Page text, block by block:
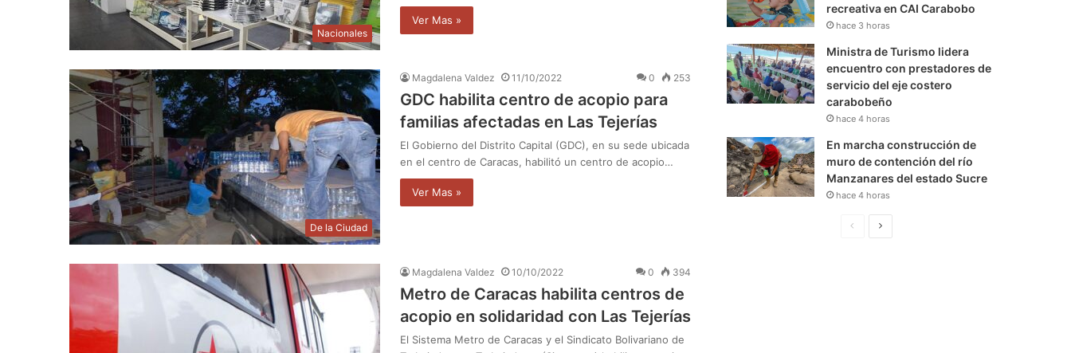
Nacionales
Ver Mas »
De la Ciudad
Magdalena Valdez 11/10/2022 0 253
GDC habilita centro de acopio para
familias afectadas en Las Tejerías
El Gobierno del Distrito Capital (GDC), en su sede ubicada
en el centro de Caracas, habilitó un centro de acopio…
Ver Mas »
Magdalena Valdez 10/10/2022 0 394
Metro de Caracas habilita centros de
acopio en solidaridad con Las Tejerías
El Sistema Metro de Caracas y el Sindicato Bolivariano de
recreativa en CAI Carabobo
hace 3 horas
Ministra de Turismo lidera
encuentro con prestadores de
servicio del eje costero
carabobeño
hace 4 horas
En marcha construcción de
muro de contención del río
Manzanares del estado Sucre
hace 4 horas
S